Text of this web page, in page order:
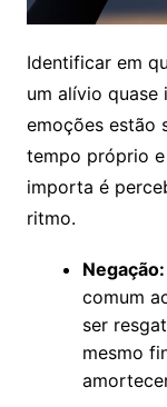
Identificar em
um alívio quase
emoções estão
tempo próprio
importa é
ritmo.
Negação:
comum
ser
mesmo